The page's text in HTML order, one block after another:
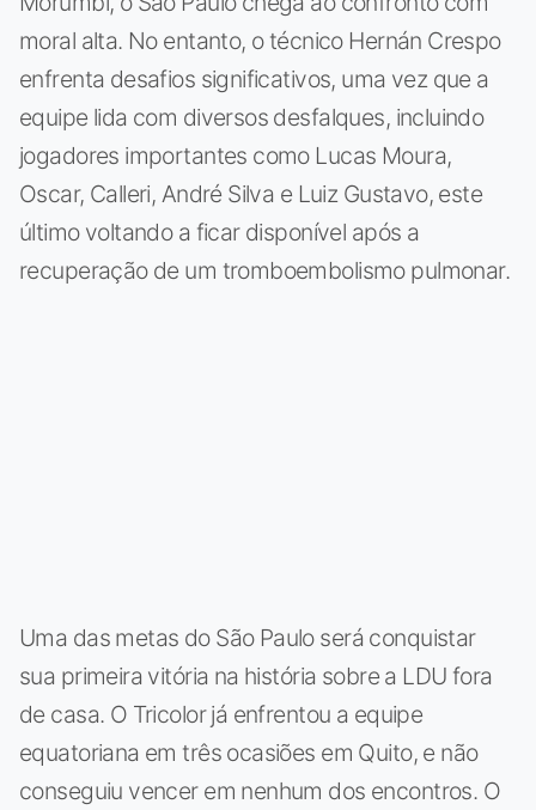
moral alta. No entanto, o técnico Hernán Crespo
enfrenta desafios significativos, uma vez que a
equipe lida com diversos desfalques, incluindo
jogadores importantes como Lucas Moura,
Oscar, Calleri, André Silva e Luiz Gustavo, este
último voltando a ficar disponível após a
recuperação de um tromboembolismo pulmonar.
Uma das metas do São Paulo será conquistar
sua primeira vitória na história sobre a LDU fora
de casa. O Tricolor já enfrentou a equipe
equatoriana em três ocasiões em Quito, e não
conseguiu vencer em nenhum dos encontros. O